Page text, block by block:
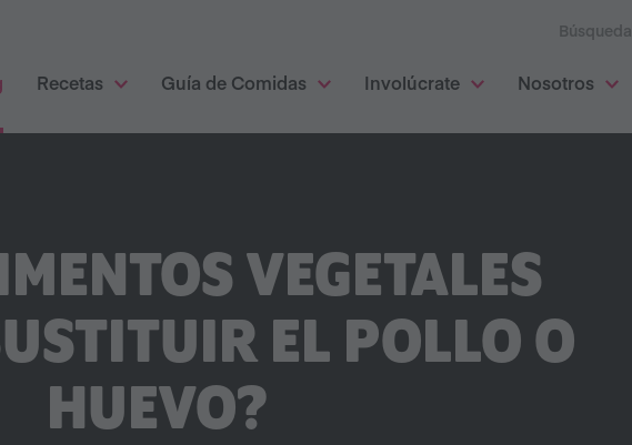
Búsqueda
Recetas Guía de Comidas Involúcrate Nosotros
VEGETALES
EL POLLO O
HUEVO?